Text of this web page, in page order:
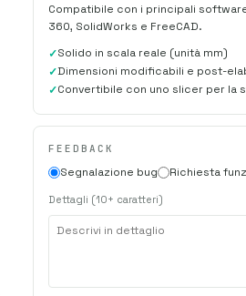
Compatibile con i principali
360, SolidWorks e FreeCAD.
Solido in scala reale (unità mm)
Dimensioni modificabili e post-
Convertibile con uno slicer per la
FEEDBACK
Segnalazione bug Richiesta
Dettagli (10+ caratteri)